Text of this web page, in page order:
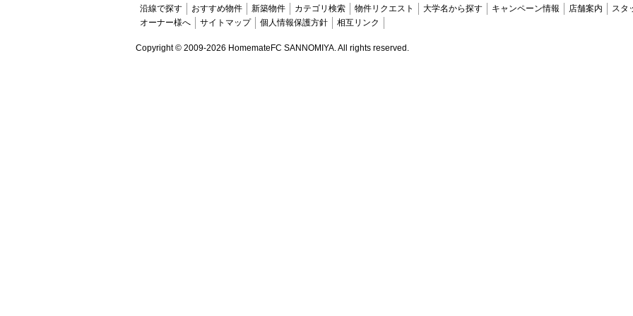
沿線で探す おすすめ物件 新築物件 カテゴリ検索 物件リクエスト 大学名から探す キャンペーン情報 店舗案内
スタ
オーナー様へ
サイトマップ 個人情報保護方針 相互リンク
Copyright © 2009-2026 HomemateFC SANNOMIYA. All rights reserved.